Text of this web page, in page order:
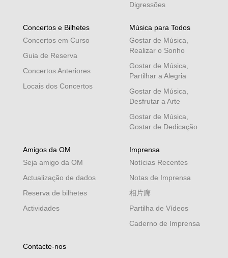
Digressões
Concertos e Bilhetes
Concertos em Curso
Guia de Reserva
Concertos Anteriores
Locais dos Concertos
Música para Todos
Gostar de Música,
Realizar o Sonho
Gostar de Música,
Partilhar a Alegria
Gostar de Música,
Desfrutar a Arte
Gostar de Música,
Gostar de Dedicação
Amigos da OM
Seja amigo da OM
Actualização de dados
Reserva de bilhetes
Actividades
Imprensa
Notícias Recentes
Notas de Imprensa
相片廊
Partilha de Vídeos
Caderno de Imprensa
Contacte-nos